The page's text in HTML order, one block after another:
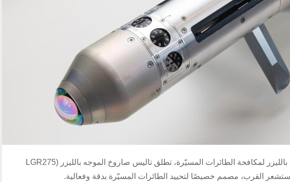
استنادًا إلى حلولها الراسخة في مجال الصواريخ الموجهة بالليزر لمكافحة الطائرات المسيّرة، تطلق تاليس صاروخ الموجه بالليزر (LGR275